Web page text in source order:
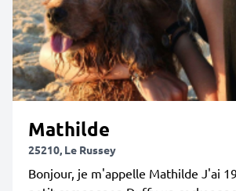
Mathilde
25210, Le Russey
Bonjour, je m'appelle Mathilde J'ai